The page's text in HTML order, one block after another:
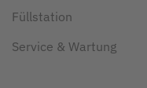
Füllstation
Service & Wartung